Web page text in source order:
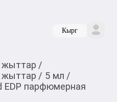
Кырг
/
/ 5 мл /
EDP парфюмерная